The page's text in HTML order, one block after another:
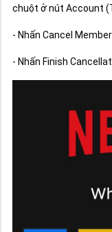
chuột ở nút Account
- Nhấn Cancel
- Nhấn Finish